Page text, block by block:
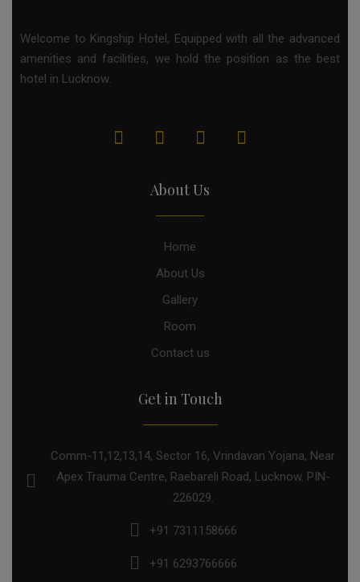
Welcome to Kingship Hotel, Equipped with all the advanced
amenities and facilities, we hold the position as the best
hotel in Lucknow.
About Us
Home
About Us
Gallery
Room
Contact us
Get in Touch
Comm-11,12,13,14, Sector 16, Vrindavan Yojana, Near
Apex Trauma Centre, Raebareli Road, Lucknow. PIN-
226029.
+91 7311158666
+91 6293766666